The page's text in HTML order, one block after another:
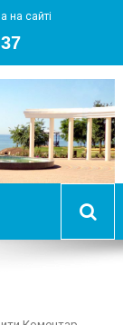
на сайті
37